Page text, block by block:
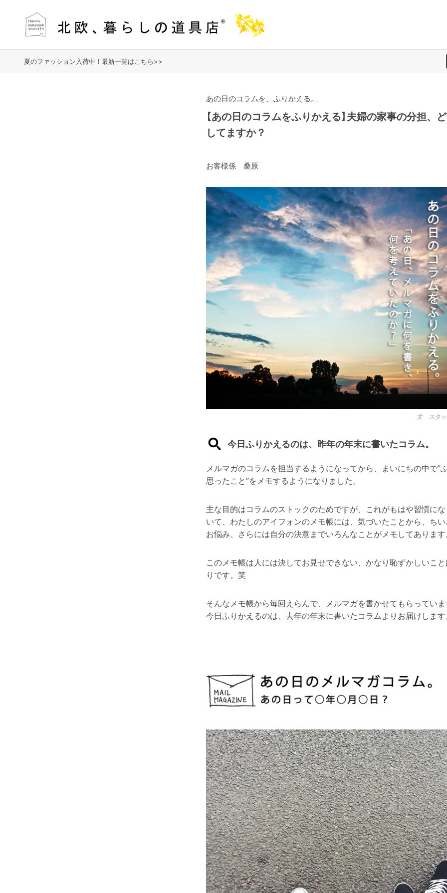
夏のファッション入荷中！最新一覧はこちら>>
あの日のコラムを、ふりかえる。
【あの日のコラムをふりかえる】夫婦の家事の分担、
してますか？
お客様係 桑原
文 スタッ
今日ふりかえるのは、昨年の年末に書いたコラム。
メルマガのコラムを担当するようになってから、まいにちの中で”
思ったこと”をメモするようになりました。
主な目的はコラムのストックのためですが、これがもはや習慣に
いて、わたしのアイフォンのメモ帳には、気づいたことから、ち
お悩み、さらには自分の決意までいろんなことがメモしてありま
このメモ帳は人には決してお見せできない、かなり恥ずかしいこ
りです。笑
そんなメモ帳から毎回えらんで、メルマガを書かせてもらってい
今日ふりかえるのは、去年の年末に書いたコラムよりお届けしま